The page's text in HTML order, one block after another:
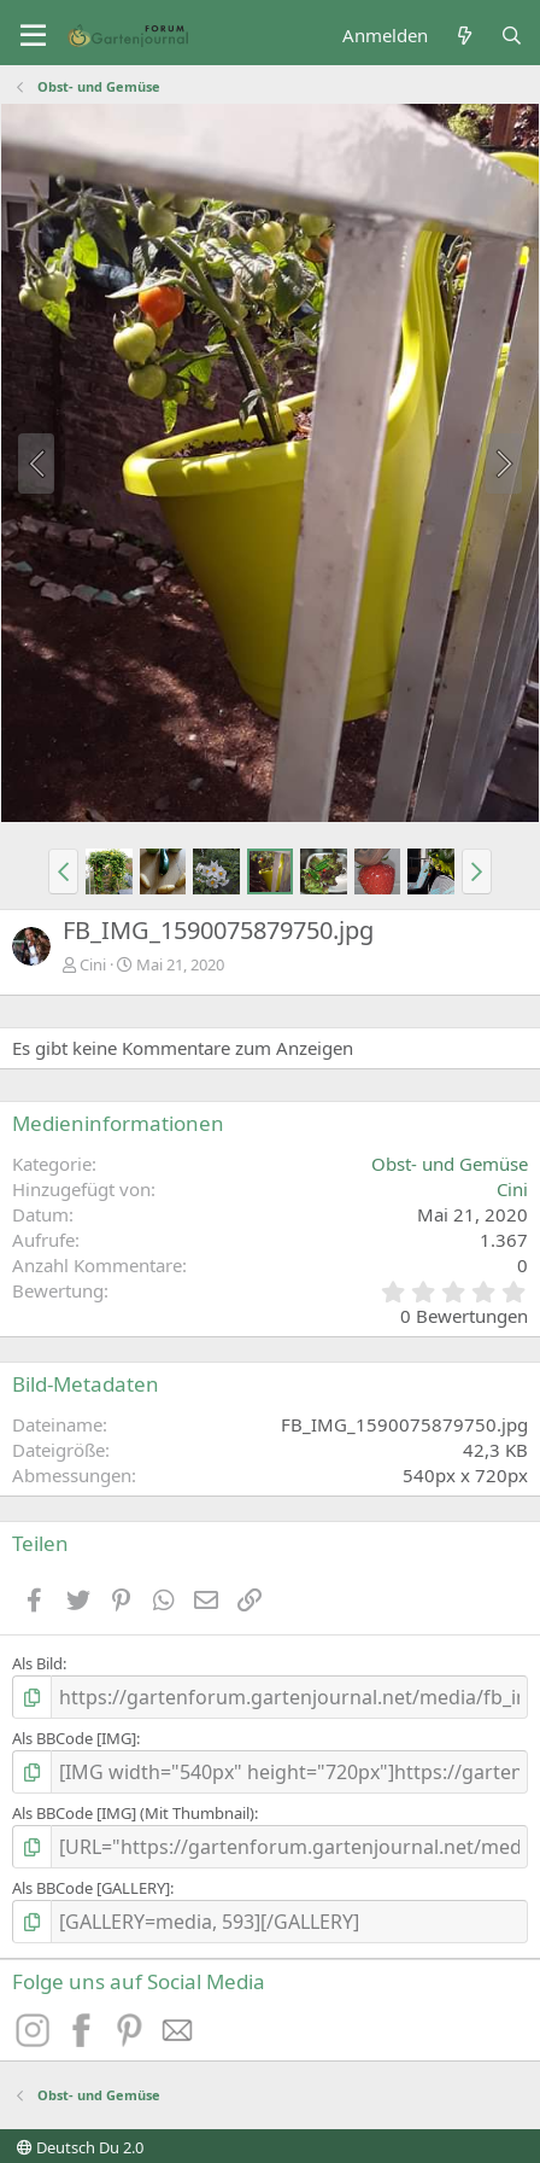
Anmelden
Obst- und Gemüse
FB_IMG_1590075879750.jpg
Cini Mai 21, 2020
Es gibt keine Kommentare zum Anzeigen
Medieninformationen
Kategorie
Obst- und Gemüse
Hinzugefügt von
Cini
Datum
Mai 21, 2020
Aufrufe
1.367
Anzahl Kommentare
0
Bewertung
0
0
(
)
0 Bewertungen
Bild-Metadaten
Dateiname
FB_IMG_1590075879750.jpg
Dateigröße
42,3 KB
Abmessungen
540px x 720px
Teilen
FacebookZwitschernPinterestWhatsApp
E-Mail
Als Bild
Als BBCode [IMG]
Als BBCode [IMG] (Mit Thumbnail)
Als BBCode [GALLERY]
Folge uns auf Social Media
Obst- und Gemüse
Deutsch Du 2.0